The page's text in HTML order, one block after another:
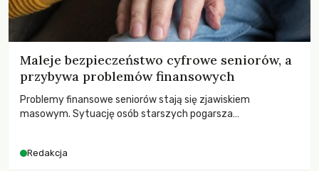
Maleje bezpieczeństwo cyfrowe seniorów, a
przybywa problemów finansowych
Problemy finansowe seniorów stają się zjawiskiem
masowym. Sytuację osób starszych pogarsza
Redakcja